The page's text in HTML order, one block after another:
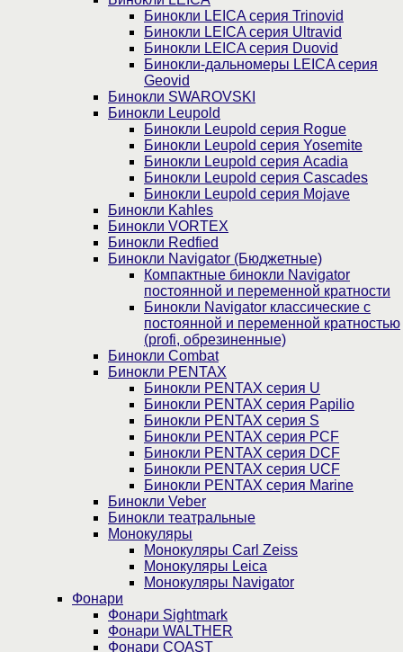
Бинокли LEICA серия Trinovid
Бинокли LEICA серия Ultravid
Бинокли LEICA серия Duovid
Бинокли-дальномеры LEICA серия
Geovid
Бинокли SWAROVSKI
Бинокли Leupold
Бинокли Leupold серия Rogue
Бинокли Leupold серия Yosemite
Бинокли Leupold серия Acadia
Бинокли Leupold серия Cascades
Бинокли Leupold серия Mojave
Бинокли Kahles
Бинокли VORTEX
Бинокли Redfied
Бинокли Navigator (Бюджетные)
Компактные бинокли Navigator
постоянной и переменной кратности
Бинокли Navigator классические с
постоянной и переменной кратностью
(profi, обрезиненные)
Бинокли Combat
Бинокли PENTAX
Бинокли PENTAX серия U
Бинокли PENTAX серия Papilio
Бинокли PENTAX серия S
Бинокли PENTAX серия PCF
Бинокли PENTAX серия DCF
Бинокли PENTAX серия UCF
Бинокли PENTAX серия Marine
Бинокли Veber
Бинокли театральные
Монокуляры
Монокуляры Carl Zeiss
Монокуляры Leica
Монокуляры Navigator
Фонари
Фонари Sightmark
Фонари WALTHER
Фонари COAST